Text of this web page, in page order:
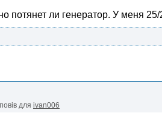
потянет ли генератор. У меня
для ivan006